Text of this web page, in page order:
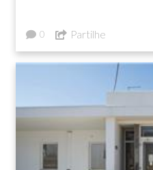
0 Partilhe